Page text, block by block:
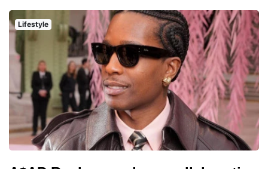
Lifestyle